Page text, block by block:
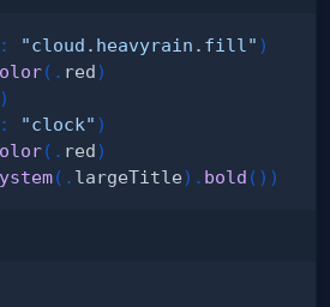
: "cloud.heavyrain.fill" )
( . red)
)
: "clock" )
( . red)
( . largeTitle) . bold ( ) )